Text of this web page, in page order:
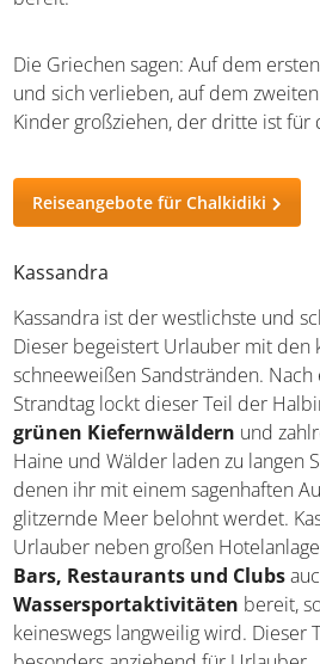
Die Griechen sagen: Auf dem ersten
feiern und sich verlieben, auf dem
heiraten und Kinder großziehen,
Ewigkeit geschaffen.
Reiseangebote für Chalkidiki
Kassandra ist der westlichste und
Finger. Dieser begeistert Urlauber
kilometerlangen, schneeweißen
einem sonnigen Strandtag lockt
außerdem mit grünen
Olivenhainen. Haine und Wälder
Spaziergängen ein, nach denen ihr
Ausblick auf das glitzernde Meer
Kassandra hält für Urlauber neben
sowie zahlreichen Bars,
viele
Outdoor- und
sodass euch hier keineswegs